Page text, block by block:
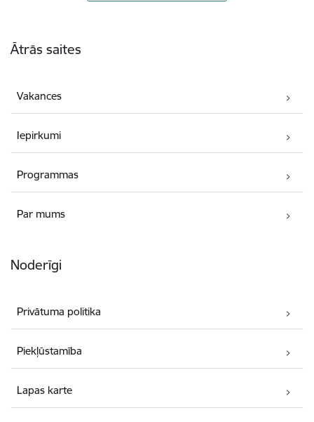
Ātrās saites
Vakances
Iepirkumi
Programmas
Par mums
Noderīgi
Privātuma politika
Piekļūstamība
Lapas karte